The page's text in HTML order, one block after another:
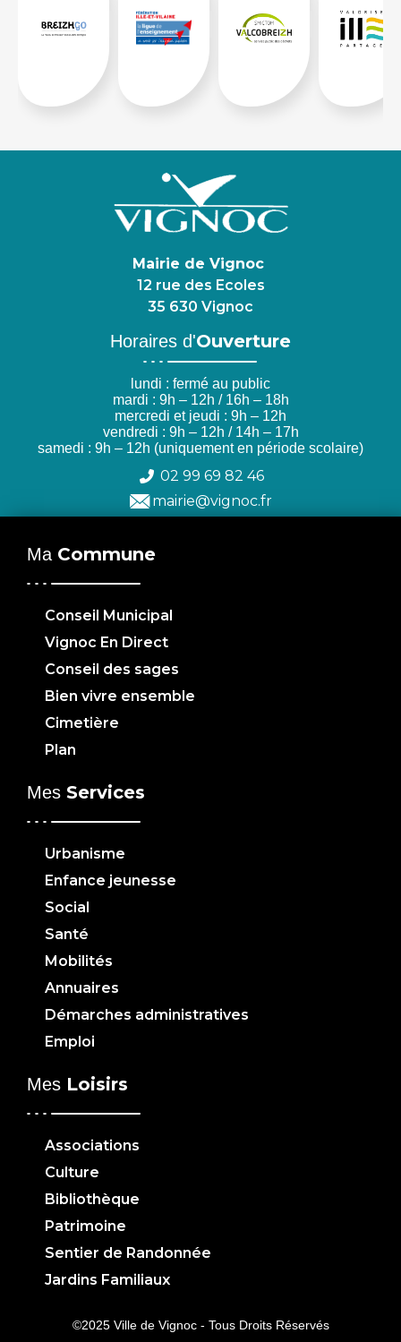
Mairie de Vignoc
12 rue des Ecoles
35 630 Vignoc
Horaires d'Ouverture
lundi : fermé au public
mardi : 9h – 12h / 16h – 18h
mercredi et jeudi : 9h – 12h
vendredi : 9h – 12h / 14h – 17h
samedi : 9h – 12h (uniquement en période scolaire)
02 99 69 82 46
mairie@vignoc.fr
Ma Commune
Conseil Municipal
Vignoc En Direct
Conseil des sages
Bien vivre ensemble
Cimetière
Plan
Mes Services
Urbanisme
Enfance jeunesse
Social
Santé
Mobilités
Annuaires
Démarches administratives
Emploi
Mes Loisirs
Associations
Culture
Bibliothèque
Patrimoine
Sentier de Randonnée
Jardins Familiaux
©2025 Ville de Vignoc - Tous Droits Réservés